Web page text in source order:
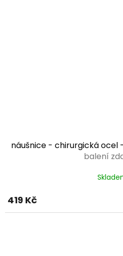
náušnice - chirurgická ocel
balení
419 Kč